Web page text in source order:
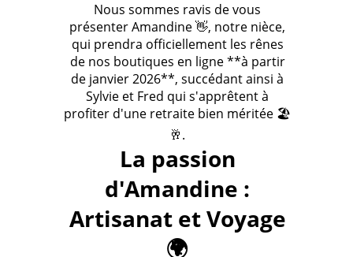
Nous sommes ravis de vous
présenter Amandine 👋, notre nièce,
qui prendra officiellement les rênes
de nos boutiques en ligne **à partir
de janvier 2026**, succédant ainsi à
Sylvie et Fred qui s'apprêtent à
profiter d'une retraite bien méritée 🏖️
🥂.
La passion
d'Amandine :
Artisanat et Voyage
🌍